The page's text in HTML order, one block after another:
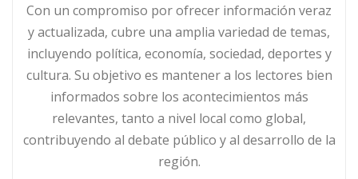
Con un compromiso por ofrecer información veraz
y actualizada, cubre una amplia variedad de temas,
incluyendo política, economía, sociedad, deportes y
cultura. Su objetivo es mantener a los lectores bien
informados sobre los acontecimientos más
relevantes, tanto a nivel local como global,
contribuyendo al debate público y al desarrollo de la
región.